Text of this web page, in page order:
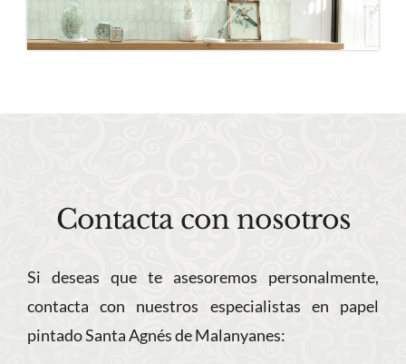
Contacta con nosotros
Si deseas que te asesoremos personalmente,
contacta con nuestros especialistas en papel
pintado Santa Agnés de Malanyanes: